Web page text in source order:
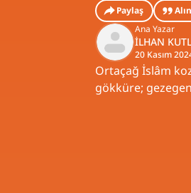
Paylaş
Ana Yazar
İLHAN
20 Kasım
Ortaçağ İslâm
gökküre;